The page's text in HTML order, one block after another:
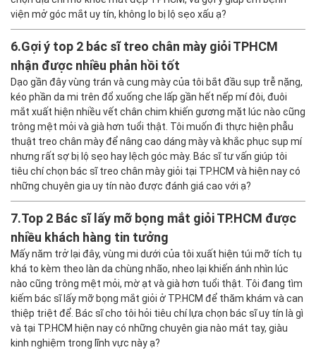
viện mở góc mắt uy tín, không lo bị lộ sẹo xấu ạ?
6.Gợi ý top 2 bác sĩ treo chân mày giỏi TPHCM
nhận được nhiều phản hồi tốt
Dạo gần đây vùng trán và cung mày của tôi bắt đầu sụp trễ nặng,
kéo phần da mi trên đổ xuống che lấp gần hết nếp mí đôi, đuôi
mắt xuất hiện nhiều vết chân chim khiến gương mặt lúc nào cũng
trông mệt mỏi và già hơn tuổi thật. Tôi muốn đi thực hiện phẫu
thuật treo chân mày để nâng cao dáng mày và khắc phục sụp mí
nhưng rất sợ bị lộ sẹo hay lệch góc mày. Bác sĩ tư vấn giúp tôi
tiêu chí chọn bác sĩ treo chân mày giỏi tại TP.HCM và hiện nay có
những chuyên gia uy tín nào được đánh giá cao với ạ?
7.Top 2 Bác sĩ lấy mỡ bọng mắt giỏi TP.HCM được
nhiều khách hàng tin tưởng
Mấy năm trở lại đây, vùng mi dưới của tôi xuất hiện túi mỡ tích tụ
khá to kèm theo làn da chùng nhão, nheo lại khiến ánh nhìn lúc
nào cũng trông mệt mỏi, mờ ạt và già hơn tuổi thật. Tôi đang tìm
kiếm bác sĩ lấy mỡ bọng mắt giỏi ở TP.HCM để thăm khám và can
thiệp triệt để. Bác sĩ cho tôi hỏi tiêu chí lựa chọn bác sĩ uy tín là gì
và tại TP.HCM hiện nay có những chuyên gia nào mát tay, giàu
kinh nghiệm trong lĩnh vực này ạ?